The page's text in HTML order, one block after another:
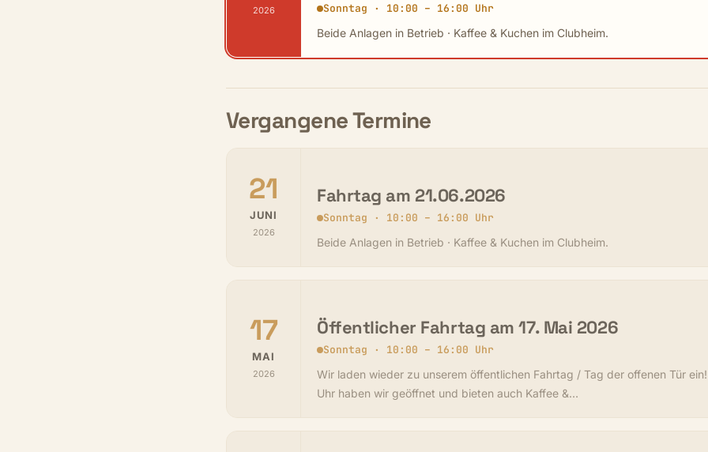
2026
Sonntag · 10:00 – 16:00 Uhr
Beide Anlagen in Betrieb · Kaffee & Kuchen im Clubheim.
Vergangene Termine
21
JUNI
2026
Fahrtag am 21.06.2026
Sonntag · 10:00 – 16:00 Uhr
Beide Anlagen in Betrieb · Kaffee & Kuchen im Clubheim.
17
MAI
2026
Öffentlicher Fahrtag am 17. Mai 2026
Sonntag · 10:00 – 16:00 Uhr
Wir laden wieder zu unserem öffentlichen Fahrtag / Tag der offenen Tür
Uhr haben wir geöffnet und bieten auch Kaffee &…